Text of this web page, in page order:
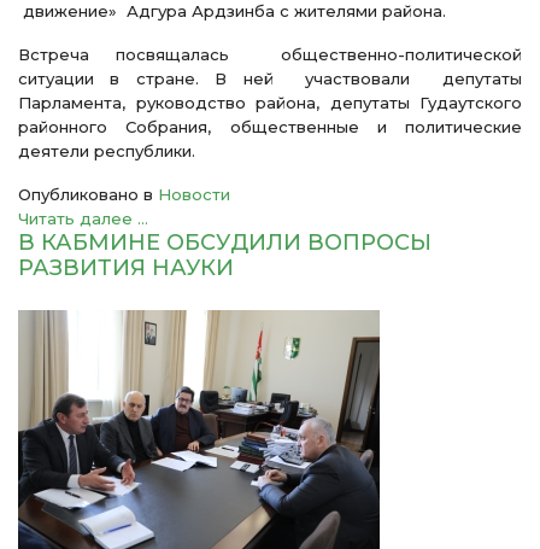
движение» Адгура Ардзинба с жителями района.
Встреча посвящалась общественно-политической
ситуации в стране. В ней участвовали депутаты
Парламента, руководство района, депутаты Гудаутского
районного Собрания, общественные и политические
деятели республики.
Опубликовано в Новости
Читать далее ...
В КАБМИНЕ ОБСУДИЛИ ВОПРОСЫ
РАЗВИТИЯ НАУКИ